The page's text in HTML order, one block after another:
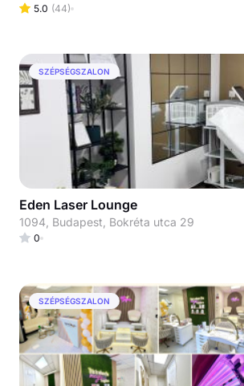
5.0 (44)
SZÉPSÉGSZALON
Eden Laser Lounge
1094, Budapest, Bokréta utca 29
0
SZÉPSÉGSZALON